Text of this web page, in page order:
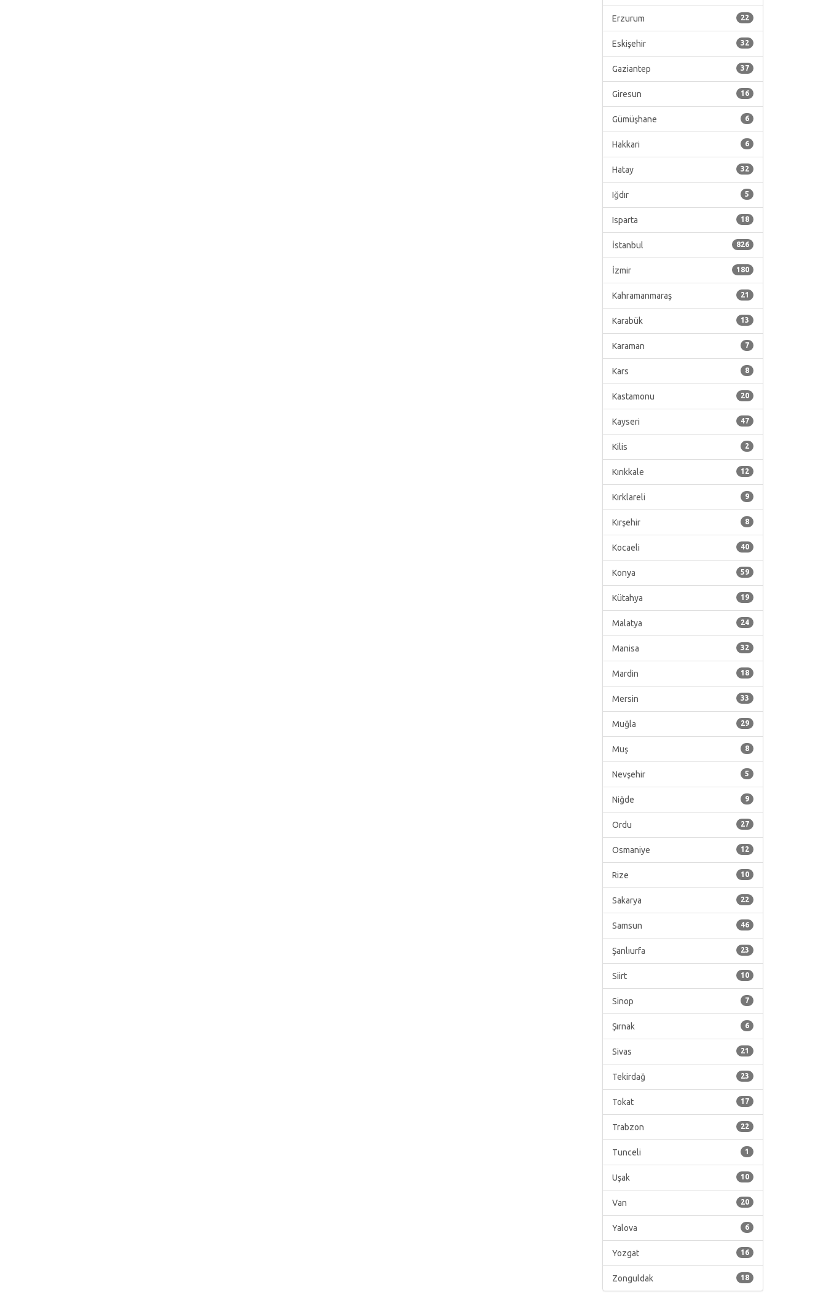
22
Erzurum
32
Eskişehir
37
Gaziantep
16
Giresun
6
Gümüşhane
6
Hakkari
32
Hatay
5
Iğdır
18
Isparta
826
İstanbul
180
İzmir
21
Kahramanmaraş
13
Karabük
7
Karaman
8
Kars
20
Kastamonu
47
Kayseri
2
Kilis
12
Kırıkkale
9
Kırklareli
8
Kırşehir
40
Kocaeli
59
Konya
19
Kütahya
24
Malatya
32
Manisa
18
Mardin
33
Mersin
29
Muğla
8
Muş
5
Nevşehir
9
Niğde
27
Ordu
12
Osmaniye
10
Rize
22
Sakarya
46
Samsun
23
Şanlıurfa
10
Siirt
7
Sinop
6
Şırnak
21
Sivas
23
Tekirdağ
17
Tokat
22
Trabzon
1
Tunceli
10
Uşak
20
Van
6
Yalova
16
Yozgat
18
Zonguldak